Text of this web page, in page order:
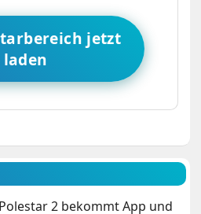
jetzt
laden
Polestar 2 bekommt App und